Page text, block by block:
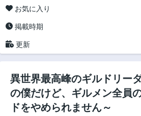
お気に入り
掲載時期
更新
異世界最高峰のギルドリー
の僕だけど、ギルメン全員
ドをやめられません～